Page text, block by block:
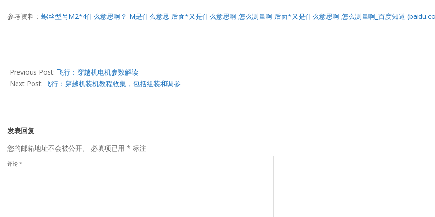
参考资料： 螺丝型号M2*4什么意思啊？ M是什么意思 后面*又是什么意思啊 怎么测量啊 后面*又是什么意思啊 怎么测量啊_百度知道
08-
11
Previous Post: 飞行：穿越机电机参数解读
Next Post: 飞行：穿越机装机教程收集，包括组装和调参
发表回复
您的邮箱地址不会被公开。
必填项已用 * 标注
评论 *